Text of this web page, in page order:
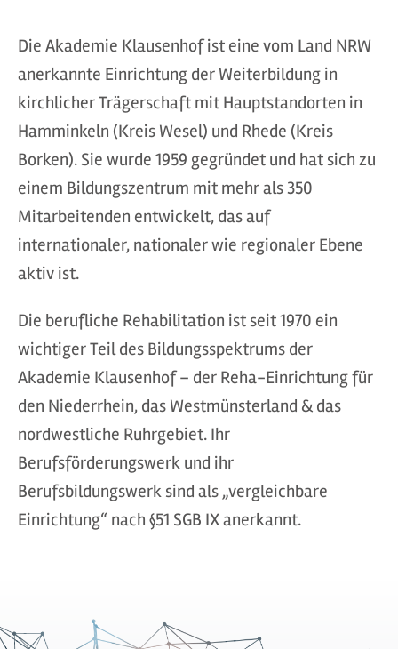
Die Akademie Klausenhof ist eine vom Land NRW
anerkannte Einrichtung der Weiterbildung in
kirchlicher Trägerschaft mit Hauptstandorten in
Hamminkeln (Kreis Wesel) und Rhede (Kreis
Borken). Sie wurde 1959 gegründet und hat sich zu
einem Bildungszentrum mit mehr als 350
Mitarbeitenden entwickelt, das auf
internationaler, nationaler wie regionaler Ebene
aktiv ist.
Die berufliche Rehabilitation ist seit 1970 ein
wichtiger Teil des Bildungsspektrums der
Akademie Klausenhof – der Reha-Einrichtung für
den Niederrhein, das Westmünsterland & das
nordwestliche Ruhrgebiet. Ihr
Berufsförderungswerk und ihr
Berufsbildungswerk sind als „vergleichbare
Einrichtung“ nach §51 SGB IX anerkannt.